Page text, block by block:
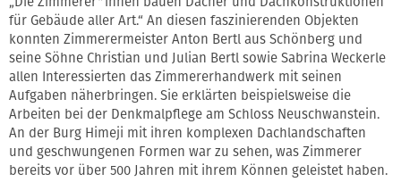
für Gebäude aller Art.“ An diesen faszinierenden Objekten
konnten Zimmerermeister Anton Bertl aus Schönberg und
seine Söhne Christian und Julian Bertl sowie Sabrina Weckerle
allen Interessierten das Zimmererhandwerk mit seinen
Aufgaben näherbringen. Sie erklärten beispielsweise die
Arbeiten bei der Denkmalpflege am Schloss Neuschwanstein.
An der Burg Himeji mit ihren komplexen Dachlandschaften
und geschwungenen Formen war zu sehen, was Zimmerer
bereits vor über 500 Jahren mit ihrem Können geleistet haben.